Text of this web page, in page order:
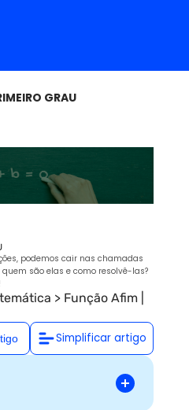
GRAU
podemos cair nas chamadas
quem são elas e como resolvê-las?
> Função Afim
Simplificar artigo